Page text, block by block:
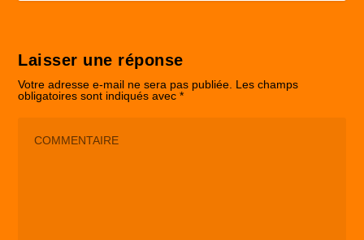
Laisser une réponse
Votre adresse e-mail ne sera pas publiée. Les champs
obligatoires sont indiqués avec*